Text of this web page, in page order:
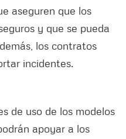
aseguren que los
y que se pueda
los contratos
incidentes.
de uso de los modelos
apoyar a los